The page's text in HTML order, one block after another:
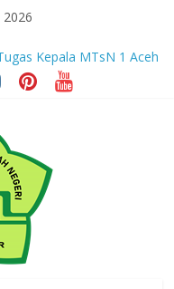
Kepala MTsN 1 Aceh
Perkuat Kapasitas